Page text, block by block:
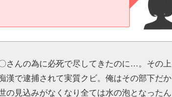
さんの為に必死で尽してきたのに…。その上
漢で逮捕されて実質クビ。俺はその部下だか
の見込みがなくなり全ては水の泡となったん